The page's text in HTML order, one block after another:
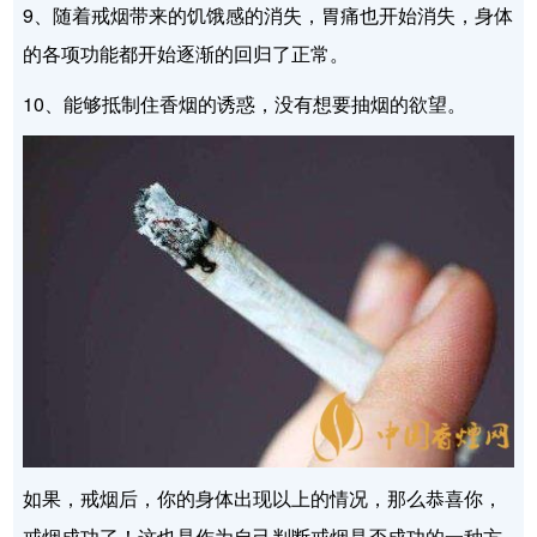
9、随着戒烟带来的饥饿感的消失，胃痛也开始消失，身体
的各项功能都开始逐渐的回归了正常。
10、能够抵制住香烟的诱惑，没有想要抽烟的欲望。
如果，戒烟后，你的身体出现以上的情况，那么恭喜你，